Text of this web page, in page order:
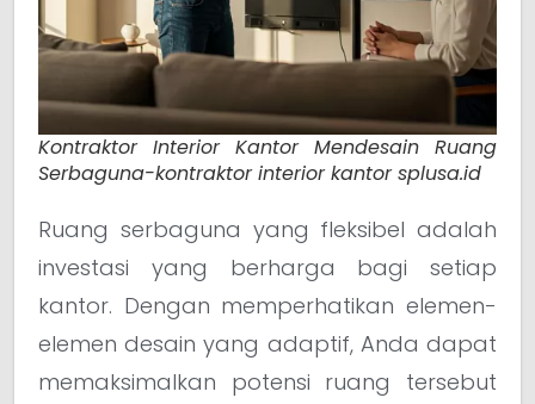
Kontraktor Interior Kantor Mendesain Ruang
Serbaguna-kontraktor interior kantor splusa.id
Ruang serbaguna yang fleksibel adalah
investasi yang berharga bagi setiap
kantor. Dengan memperhatikan elemen-
elemen desain yang adaptif, Anda dapat
memaksimalkan potensi ruang tersebut